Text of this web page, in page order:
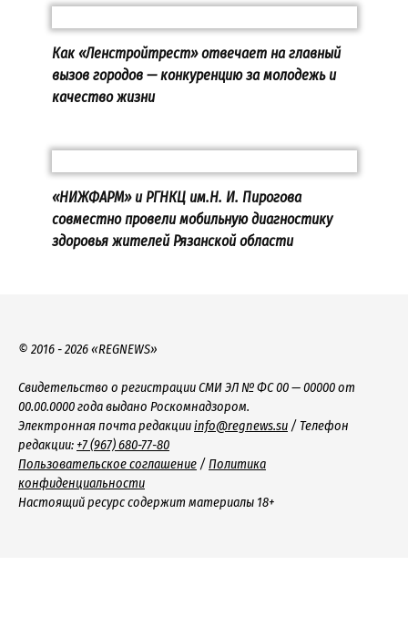
Как «Ленстройтрест» отвечает на главный
вызов городов — конкуренцию за молодежь и
качество жизни
«НИЖФАРМ» и РГНКЦ им.Н. И. Пирогова
совместно провели мобильную диагностику
здоровья жителей Рязанской области
© 2016 - 2026 «REGNEWS»
Свидетельство о регистрации СМИ ЭЛ № ФС 00 — 00000 от
00.00.0000 года выдано Роскомнадзором.
Электронная почта редакцииinfo@regnews.su / Телефон
редакции: +7 (967) 680-77-80
Пользовательское соглашение / Политика
конфиденциальности
Настоящий ресурс содержит материалы 18+